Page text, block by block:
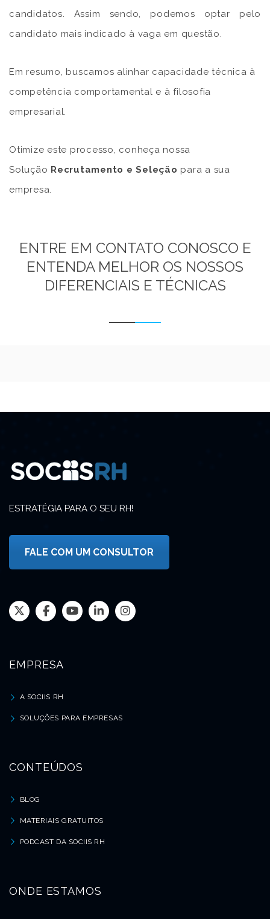
candidatos. Assim sendo, podemos optar pelo
candidato mais indicado à vaga em questão.
Em resumo, buscamos alinhar capacidade técnica à
competência comportamental e à filosofia
empresarial.
Otimize este processo, conheça nossa
Solução Recrutamento e Seleção para a sua
empresa.
ENTRE EM CONTATO CONOSCO E
ENTENDA MELHOR OS NOSSOS
DIFERENCIAIS E TÉCNICAS
ESTRATÉGIA PARA O SEU RH!
FALE COM UM CONSULTOR
EMPRESA
A SOCIIS RH
SOLUÇÕES PARA EMPRESAS
CONTEÚDOS
BLOG
MATERIAIS GRATUITOS
PODCAST DA SOCIIS RH
ONDE ESTAMOS